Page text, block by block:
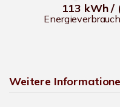
113 kWh /
Weitere